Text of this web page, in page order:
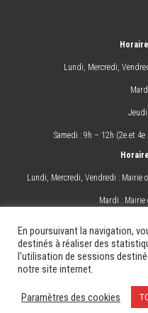
Lundi, Mercredi,
Jeudi
Samedi : 9h – 12h (2e et
Lundi, Mercredi, Vendredi : Mairie
Mardi : Mairie
La Ville Mes démarches
Mentions légales
Création &
En poursuivant la navigation,
destinés à réaliser des
l'utilisation de sessions
notre site internet.
Paramètres des cookies